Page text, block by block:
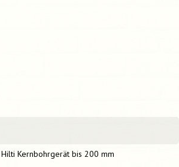
Kernbohrgerät bis 200 mm